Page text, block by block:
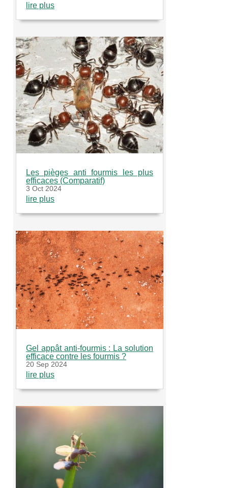
lire plus
Les pièges anti fourmis les plus
efficaces (Comparatif)
3 Oct 2024
lire plus
Gel appât anti-fourmis : La solution
efficace contre les fourmis ?
20 Sep 2024
lire plus